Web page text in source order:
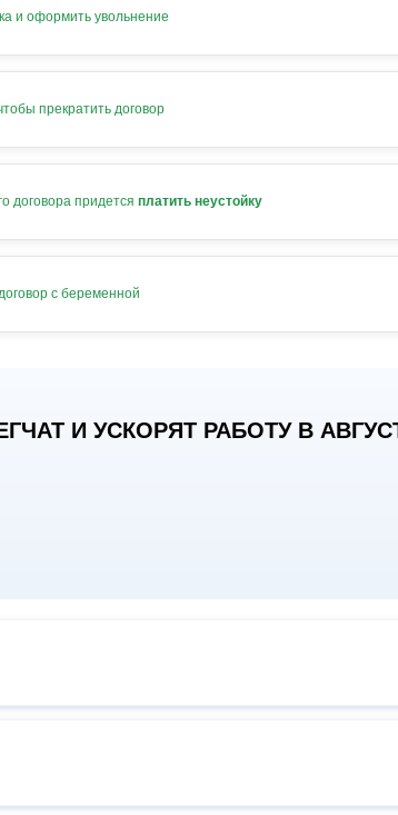
и оформить увольнение
прекратить договор
договора придется платить неустойку
с беременной
И УСКОРЯТ РАБОТУ В